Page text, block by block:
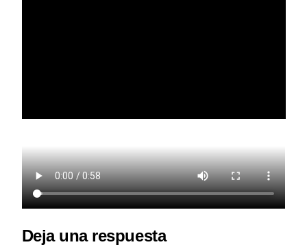
Deja una respuesta